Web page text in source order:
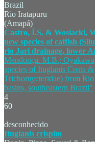
Brazil
Rio Iratapuru
(Amapá)
Castro, Í.S. & Wosiacki,
new species of catfish
rio Jari drainage, lower
Mendonça. M.B.;
species of Ituglanis Costa
Trichomycteridae) from
basins, southeastern Brazil"
4
60
desconhecido
Ituglanis crispim